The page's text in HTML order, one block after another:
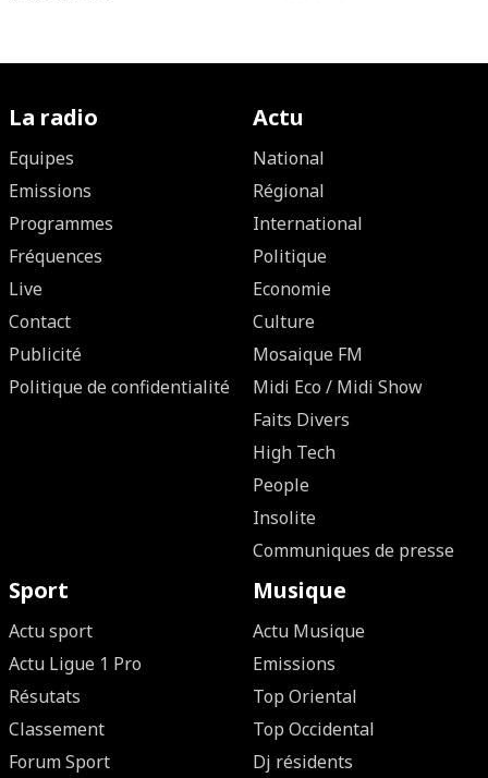
La radio
Equipes
Emissions
Programmes
Fréquences
Live
Contact
Publicité
Politique de confidentialité
Actu
National
Régional
International
Politique
Economie
Culture
Mosaique FM
Midi Eco / Midi Show
Faits Divers
High Tech
People
Insolite
Communiques de presse
Sport
Actu sport
Actu Ligue 1 Pro
Résutats
Classement
Forum Sport
Musique
Actu Musique
Emissions
Top Oriental
Top Occidental
Dj résidents